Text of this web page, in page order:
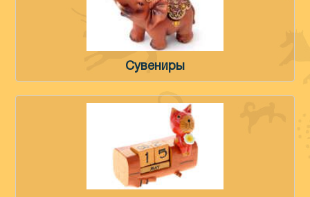
Сувениры